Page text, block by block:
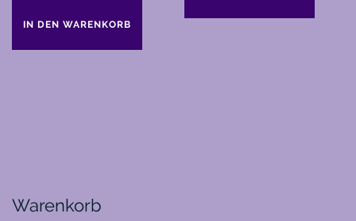
IN DEN WARENKORB
Warenkorb